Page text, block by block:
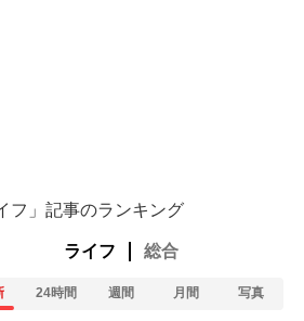
フ」記事のランキング
ライフ 総合
24時間 週間 月間 写真